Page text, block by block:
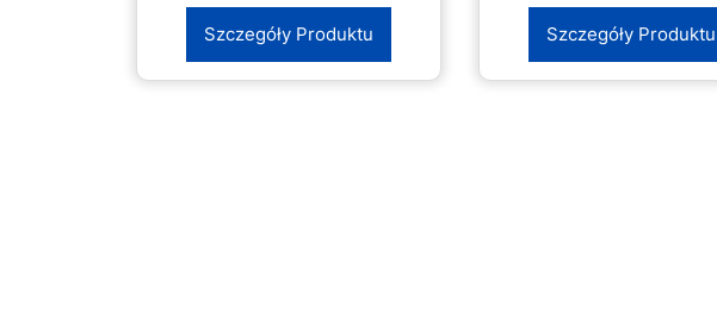
Szczegóły Produktu Szczegóły Produktu